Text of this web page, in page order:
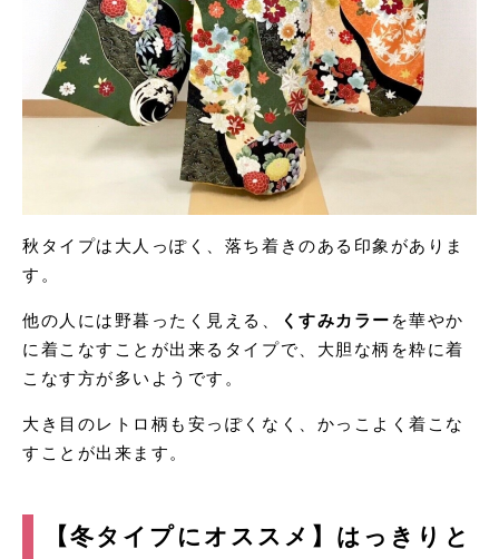
秋タイプは大人っぽく、落ち着きのある印象がありま
す。
他の人には野暮ったく見える、 くすみカラー を華やか
に着こなすことが出来るタイプで、大胆な柄を粋に着
こなす方が多いようです。
大き目のレトロ柄も安っぽくなく、かっこよく着こな
すことが出来ます。
【冬タイプにオススメ】はっきりと